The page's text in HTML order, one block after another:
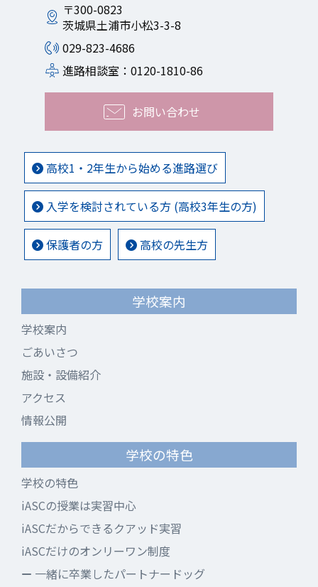
〒300-0823
茨城県土浦市小松3-3-8
029-823-4686
進路相談室：0120-1810-86
お問い合わせ
高校1・2年生から始める進路選び
入学を検討されている方 (高校3年生の方)
保護者の方 高校の先生方
学校案内
学校案内
ごあいさつ
施設・設備紹介
アクセス
情報公開
学校の特色
学校の特色
iASCの授業は実習中心
iASCだからできるクアッド実習
iASCだけのオンリーワン制度
一緒に卒業したパートナードッグ